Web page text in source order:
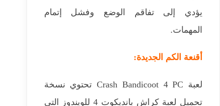
يؤدي إلى تفاقم الوضع وفشل إتمام
المهمات.
أقنعة الكم الجديدة:
لعبة Crash Bandicoot 4 PC تحتوي نسخة
تحميل لعبة كراش بانديكوت 4 للويندوز التي